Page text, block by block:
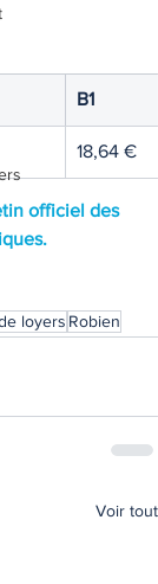
B1
18,64 €
officiel des
loyers Robien
Voir tout